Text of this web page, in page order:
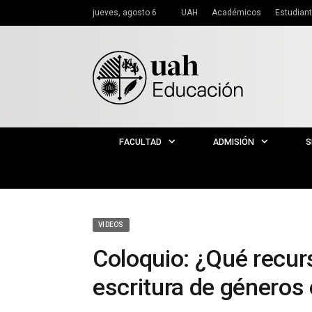
jueves, agosto 6 UAH Académicos
FACULTAD ADMISIÓN
VIDEOS
Coloquio: ¿Qué
escritura de géneros